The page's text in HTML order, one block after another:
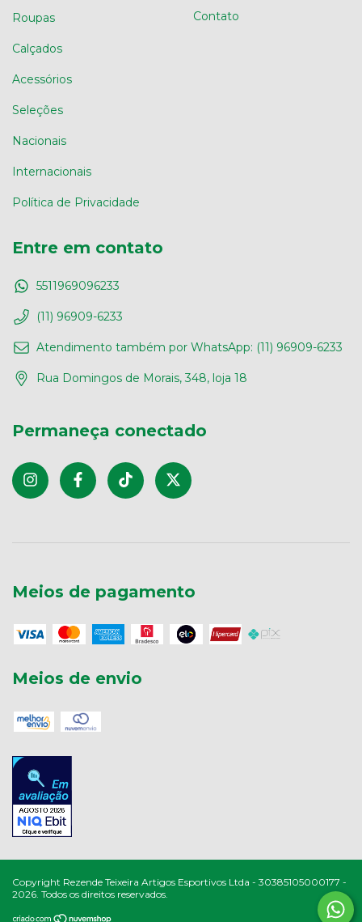
Roupas
Calçados
Acessórios
Seleções
Nacionais
Internacionais
Política de Privacidade
Contato
Entre em contato
5511969096233
(11) 96909-6233
Atendimento também por WhatsApp: (11) 96909-6233
Rua Domingos de Morais, 348, loja 18
Permaneça conectado
Meios de pagamento
Meios de envio
Copyright Rezende Teixeira Artigos Esportivos Ltda - 30385105000177 -
2026. Todos os direitos reservados.